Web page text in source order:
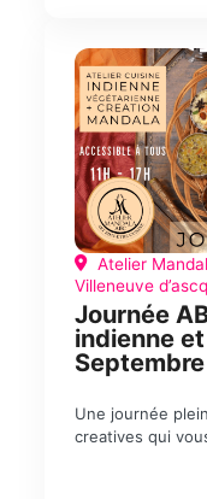
Atelier
Villeneuve d’ascq
Journée
indienne
Septembre
Une journée
creatives qui